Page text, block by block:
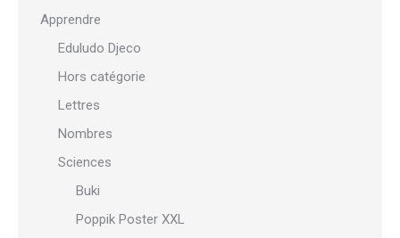
Apprendre
Eduludo Djeco
Hors catégorie
Lettres
Nombres
Sciences
Buki
Poppik Poster XXL